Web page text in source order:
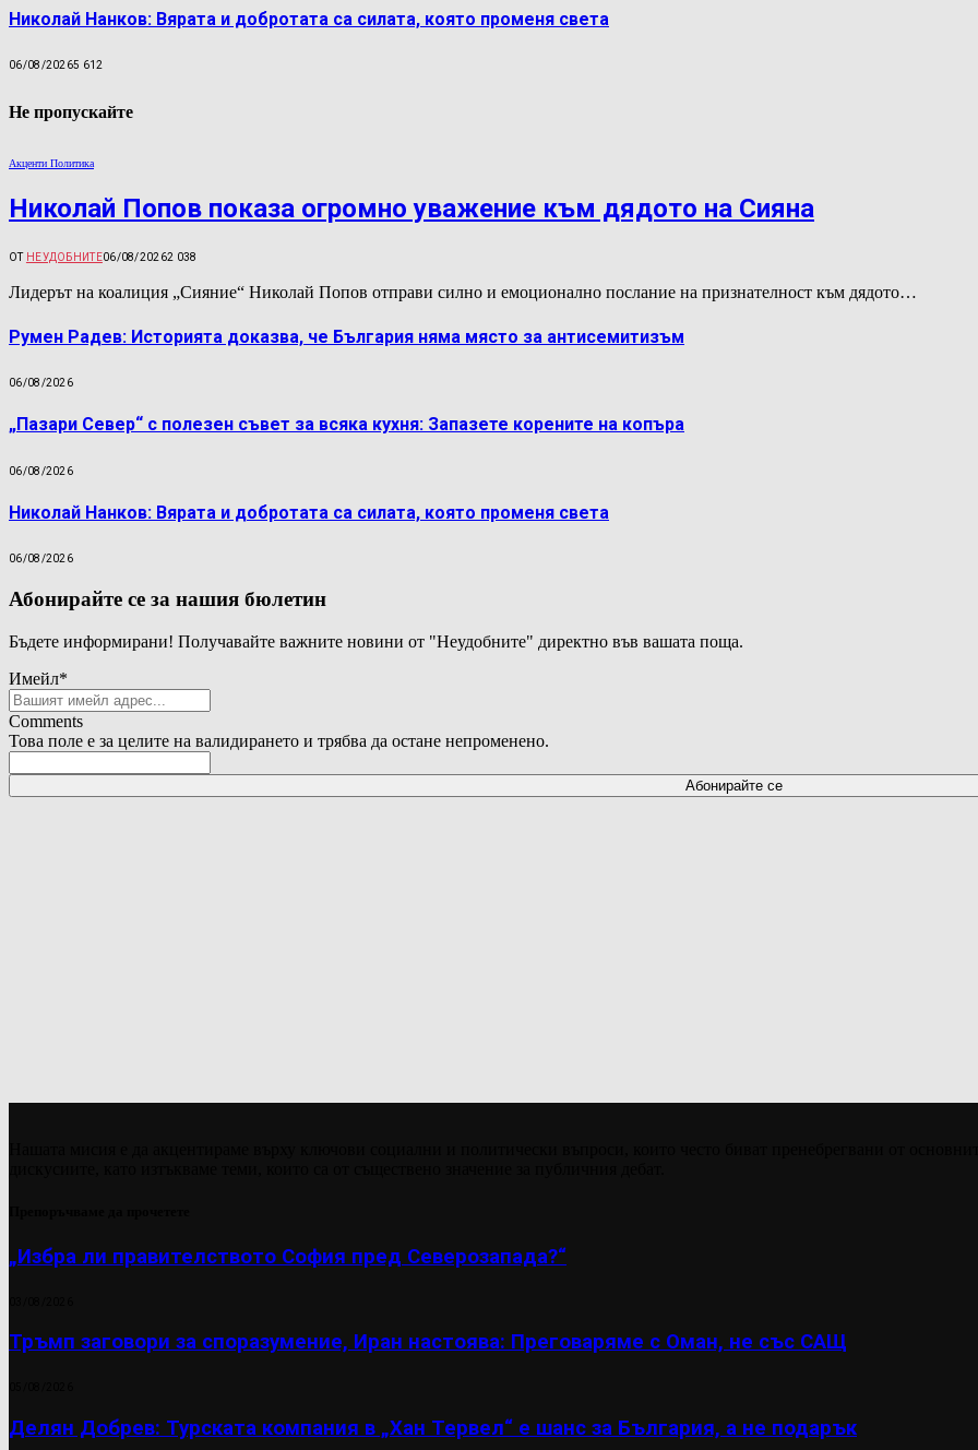
Николай Нанков: Вярата и добротата са силата, която променя света
06/08/20265 612
Не пропускайте
Акценти Политика
Николай Попов показа огромно уважение към дядото на Сияна
ОТ НЕУДОБНИТЕ06/08/20262 038
Лидерът на коалиция „Сияние“ Николай Попов отправи силно и емоционално послание на признателност към дядото…
Румен Радев: Историята доказва, че България няма място за антисемитизъм
06/08/2026
„Пазари Север“ с полезен съвет за всяка кухня: Запазете корените на копъра
06/08/2026
Николай Нанков: Вярата и добротата са силата, която променя света
06/08/2026
Абонирайте се за нашия бюлетин
Бъдете информирани! Получавайте важните новини от "Неудобните" директно във вашата поща.
Имейл*
Comments
Това поле е за целите на валидирането и трябва да остане непроменено.
„Избра ли правителството София пред Северозапада?“
Тръмп заговори за споразумение, Иран настоява: Преговаряме с Оман, не със САЩ
Делян Добрев: Турската компания в „Хан Тервел“ е шанс за България, а не подарък